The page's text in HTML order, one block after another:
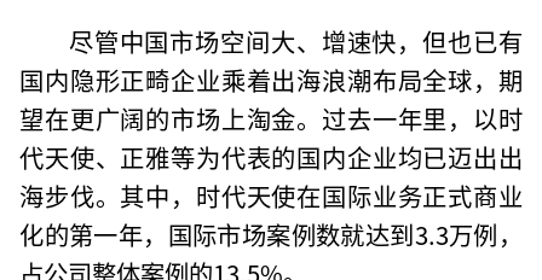
尽管中国市场空间大、增速快，但也已有
国内隐形正畸企业乘着出海浪潮布局全球，期
望在更广阔的市场上淘金。过去一年里，以时
代天使、正雅等为代表的国内企业均已迈出出
海步伐。其中，时代天使在国际业务正式商业
化的第一年，国际市场案例数就达到3.3万例，
占公司整体案例的13.5%。